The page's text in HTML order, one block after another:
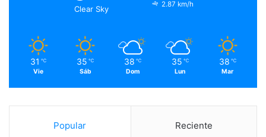
o
e
r
m
Clear Sky
2.87 km/h
31 ℃
Vie
35 ℃
Sáb
38 ℃
Dom
35 ℃
Lun
38 ℃
Mar
Popular Reciente